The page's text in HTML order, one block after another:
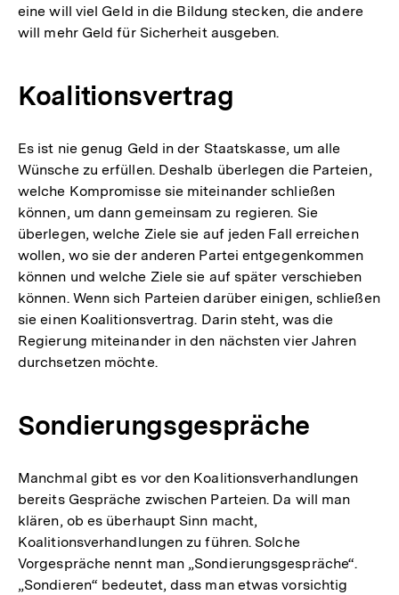
eine will viel Geld in die Bildung stecken, die andere
will mehr Geld für Sicherheit ausgeben.
Koalitionsvertrag
Es ist nie genug Geld in der Staatskasse, um alle
Wünsche zu erfüllen. Deshalb überlegen die Parteien,
welche Kompromisse sie miteinander schließen
können, um dann gemeinsam zu regieren. Sie
überlegen, welche Ziele sie auf jeden Fall erreichen
wollen, wo sie der anderen Partei entgegenkommen
können und welche Ziele sie auf später verschieben
können. Wenn sich Parteien darüber einigen, schließen
sie einen Koalitionsvertrag. Darin steht, was die
Regierung miteinander in den nächsten vier Jahren
durchsetzen möchte.
Sondierungsgespräche
Manchmal gibt es vor den Koalitionsverhandlungen
bereits Gespräche zwischen Parteien. Da will man
klären, ob es überhaupt Sinn macht,
Koalitionsverhandlungen zu führen. Solche
Vorgespräche nennt man „Sondierungsgespräche“.
„Sondieren“ bedeutet, dass man etwas vorsichtig